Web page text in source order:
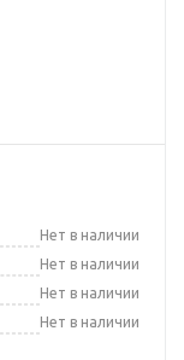
Нет в наличии
Нет в наличии
Нет в наличии
Нет в наличии